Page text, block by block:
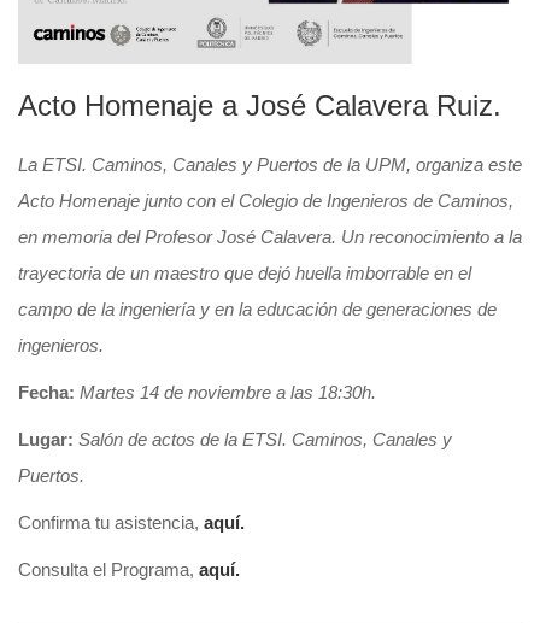
Acto Homenaje a José Calavera Ruiz.
La ETSI. Caminos, Canales y Puertos de la UPM, organiza este
Acto Homenaje junto con el Colegio de Ingenieros de Caminos,
en memoria del Profesor José Calavera. Un reconocimiento a la
trayectoria de un maestro que dejó huella imborrable en el
campo de la ingeniería y en la educación de generaciones de
ingenieros.
Fecha: Martes 14 de noviembre a las 18:30h.
Lugar: Salón de actos de la ETSI. Caminos, Canales y
Puertos.
Confirma tu asistencia, aquí.
Consulta el Programa, aquí.